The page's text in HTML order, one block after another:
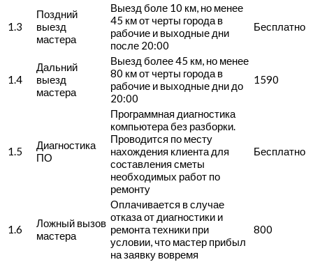
1.3
Поздний
выезд
мастера
Выезд боле 10 км, но менее
45 км от черты города в
рабочие и выходные дни
после 20:00
Бесплатно
1.4
Дальний
выезд
мастера
Выезд более 45 км, но менее
80 км от черты города в
рабочие и выходные дни до
20:00
1590
1.5
Диагностика
ПО
Программная диагностика
компьютера без разборки.
Проводится по месту
нахождения клиента для
составления сметы
необходимых работ по
ремонту
Бесплатно
1.6
Ложный вызов
мастера
Оплачивается в случае
отказа от диагностики и
ремонта техники при
условии, что мастер прибыл
на заявку вовремя
800